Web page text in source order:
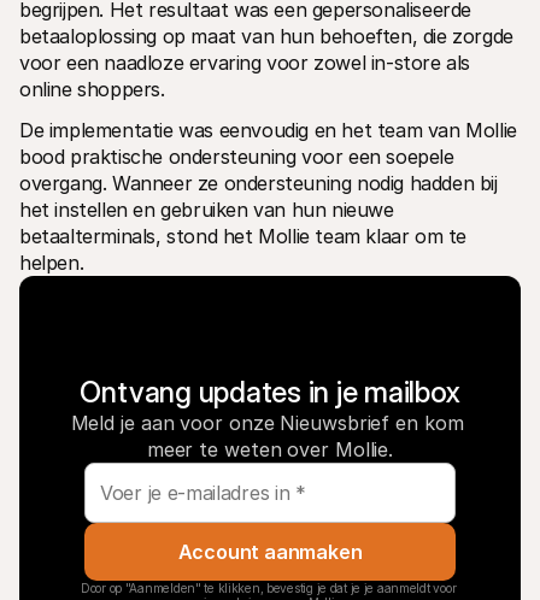
begrijpen. Het resultaat was een gepersonaliseerde
betaaloplossing op maat van hun behoeften, die zorgde
voor een naadloze ervaring voor zowel in-store als
online shoppers.
De implementatie was eenvoudig en het team van Mollie
bood praktische ondersteuning voor een soepele
overgang. Wanneer ze ondersteuning nodig hadden bij
het instellen en gebruiken van hun nieuwe
betaalterminals, stond het Mollie team klaar om te
helpen.
Ontvang updates in je mailbox
Meld je aan voor onze Nieuwsbrief en kom
meer te weten over Mollie.
Account aanmaken
Door op "Aanmelden" te klikken, bevestig je dat je je aanmeldt voor